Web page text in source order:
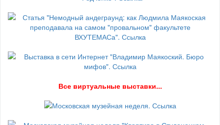
Все виртуальные выставки...